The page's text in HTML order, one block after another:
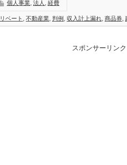
個人事業, 法人 , 経費
リベート , 不動産業, 判例 , 収入計上漏れ, 商品券,
スポンサーリンク